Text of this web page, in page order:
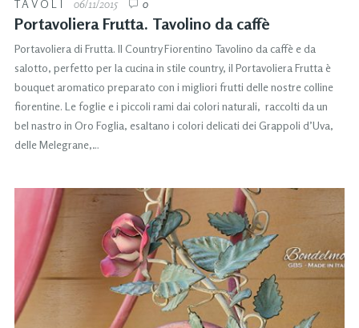
TAVOLI 06/11/2015 0
Portavoliera Frutta. Tavolino da caffè
Portavoliera di Frutta. Il Country Fiorentino Tavolino da caffè e da
salotto, perfetto per la cucina in stile country, il Portavoliera Frutta è
bouquet aromatico preparato con i migliori frutti delle nostre colline
fiorentine. Le foglie e i piccoli rami dai colori naturali, raccolti da un
bel nastro in Oro Foglia, esaltano i colori delicati dei Grappoli d’Uva,
delle Melegrane,…